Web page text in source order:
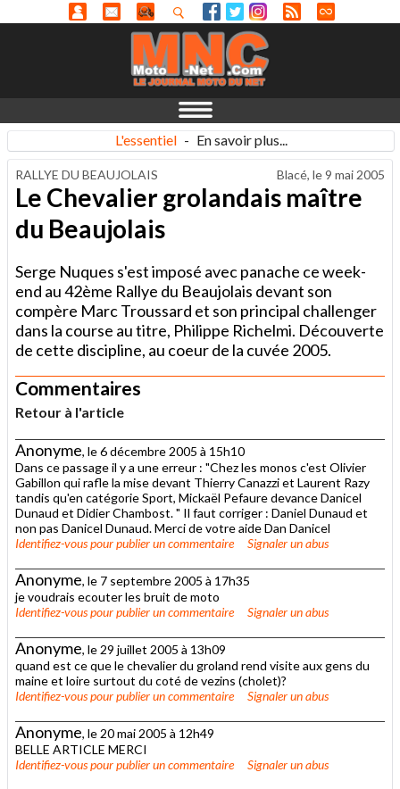
L'essentiel - En savoir plus...
RALLYE DU BEAUJOLAIS Blacé, le9 mai 2005
Le Chevalier grolandais maître
du Beaujolais
Serge Nuques s'est imposé avec panache ce week-
end au 42ème Rallye du Beaujolais devant son
compère Marc Troussard et son principal challenger
dans la course au titre, Philippe Richelmi. Découverte
de cette discipline, au coeur de la cuvée 2005.
Commentaires
Retour à l'article
Anonyme, le 6 décembre 2005 à 15h10
Dans ce passage il y a une erreur : "Chez les monos c'est Olivier
Gabillon qui rafle la mise devant Thierry Canazzi et Laurent Razy
tandis qu'en catégorie Sport, Mickaël Pefaure devance Danicel
Dunaud et Didier Chambost. " Il faut corriger : Daniel Dunaud et
non pas Danicel Dunaud. Merci de votre aide Dan Danicel
Identifiez-vouspour publier un commentaire Signaler un abus
Anonyme, le 7 septembre 2005 à 17h35
je voudrais ecouter les bruit de moto
Identifiez-vouspour publier un commentaire Signaler un abus
Anonyme, le 29 juillet 2005 à 13h09
quand est ce que le chevalier du groland rend visite aux gens du
maine et loire surtout du coté de vezins (cholet)?
Identifiez-vouspour publier un commentaire Signaler un abus
Anonyme, le 20 mai 2005 à 12h49
BELLE ARTICLE MERCI
Identifiez-vouspour publier un commentaire Signaler un abus